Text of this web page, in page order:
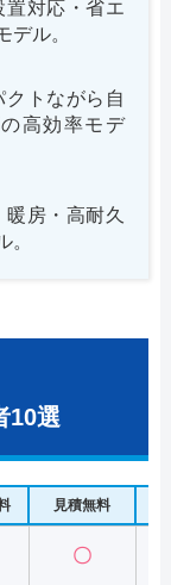
置対応・省エ
デル。
トながら自
高効率モデ
房・高耐久
。
10選
見積無料
〇